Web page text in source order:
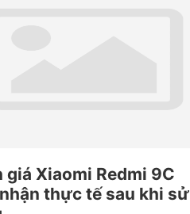
giá Xiaomi Redmi 9C
thực tế sau khi sử